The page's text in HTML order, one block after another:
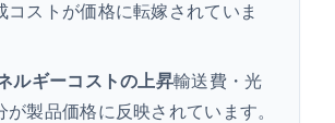
コストが価格に転嫁されていま
ルギーコストの上昇輸送費・光
が製品価格に反映されています。